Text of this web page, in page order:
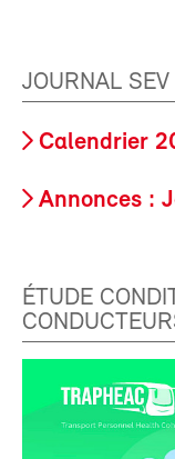
JOURNAL SEV
Calendrier
Annonces :
ÉTUDE